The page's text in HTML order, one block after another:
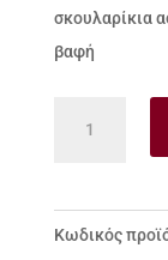
σκουλαρίκια
βαφή
καρδιά
με
Κωδικός